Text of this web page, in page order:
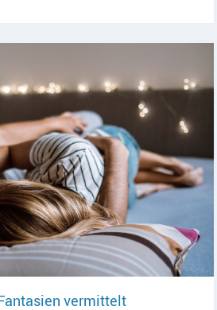
vermitteltArtikel lesen